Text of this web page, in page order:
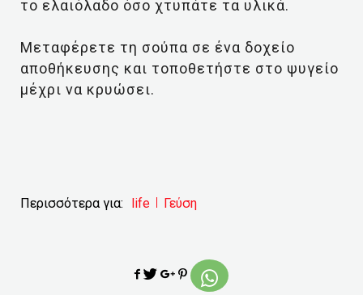
το ελαιόλαδο όσο χτυπάτε τα υλικά.
Μεταφέρετε τη σούπα σε ένα δοχείο
αποθήκευσης και τοποθετήστε στο ψυγείο
μέχρι να κρυώσει.
Περισσότερα για: life Γεύση